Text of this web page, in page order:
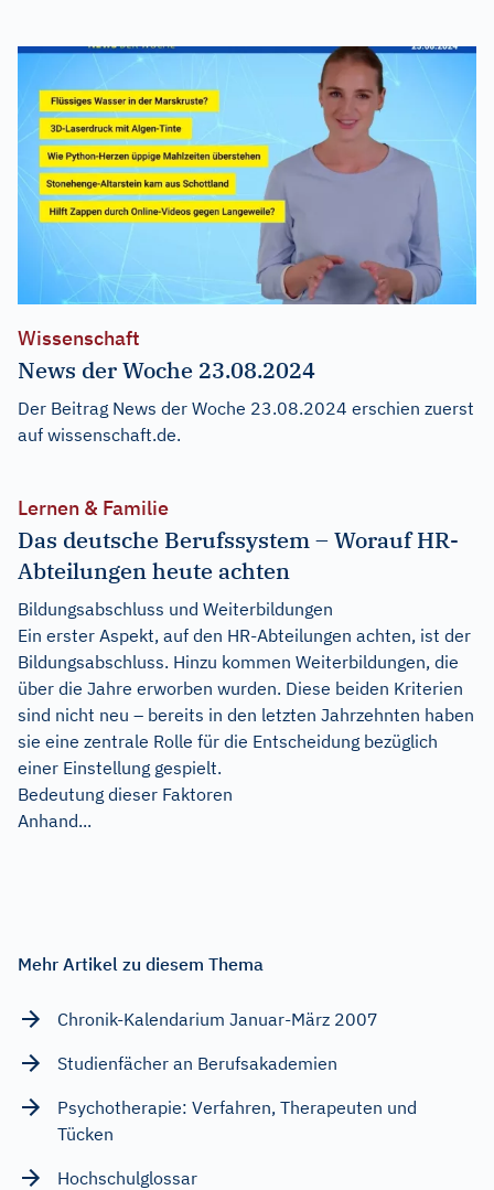
Wissenschaft
News der Woche 23.08.2024
Der Beitrag News der Woche 23.08.2024 erschien zuerst
auf wissenschaft.de.
Lernen & Familie
Das deutsche Berufssystem – Worauf HR-
Abteilungen heute achten
Bildungsabschluss und Weiterbildungen
Ein erster Aspekt, auf den HR-Abteilungen achten, ist der
Bildungsabschluss. Hinzu kommen Weiterbildungen, die
über die Jahre erworben wurden. Diese beiden Kriterien
sind nicht neu – bereits in den letzten Jahrzehnten haben
sie eine zentrale Rolle für die Entscheidung bezüglich
einer Einstellung gespielt.
Bedeutung dieser Faktoren
Anhand...
Mehr Artikel zu diesem Thema
Chronik-Kalendarium Januar-März 2007
Studienfächer an Berufsakademien
Psychotherapie: Verfahren, Therapeuten und
Tücken
Hochschulglossar